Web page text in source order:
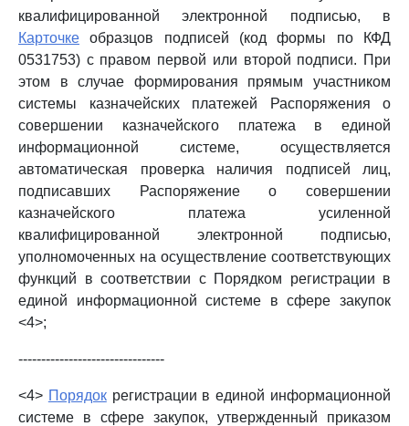
квалифицированной электронной подписью, в
Карточке образцов подписей (код формы по КФД
0531753) с правом первой или второй подписи. При
этом в случае формирования прямым участником
системы казначейских платежей Распоряжения о
совершении казначейского платежа в единой
информационной системе, осуществляется
автоматическая проверка наличия подписей лиц,
подписавших Распоряжение о совершении
казначейского платежа усиленной
квалифицированной электронной подписью,
уполномоченных на осуществление соответствующих
функций в соответствии с Порядком регистрации в
единой информационной системе в сфере закупок
<4>;
--------------------------------
<4> Порядокрегистрации в единой информационной
системе в сфере закупок, утвержденный приказом